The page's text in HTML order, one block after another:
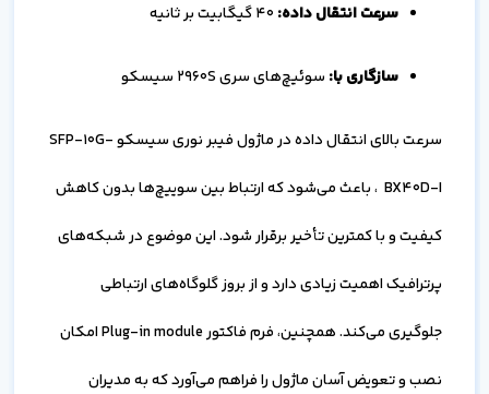
سرعت انتقال داده:
سازگاری با: سوئیچ‌های سری 2960S سیسکو
سرعت بالای انتقال داده در ماژول فیبر نوری سیسکو SFP-10G-
BX40D-I ، باعث می‌شود که ارتباط بین سوییچ‌ها بدون کاهش
کیفیت و با کمترین تأخیر برقرار شود. این موضوع در شبکه‌های
پرترافیک اهمیت زیادی دارد و از بروز گلوگاه‌های ارتباطی
جلوگیری می‌کند. همچنین، فرم فاکتور Plug-in module امکان
نصب و تعویض آسان ماژول را فراهم می‌آورد که به مدیران